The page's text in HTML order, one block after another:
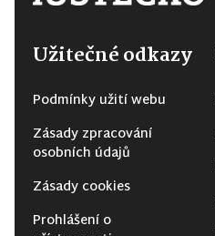
Užitečné odkazy
Podmínky užití webu
Zásady zpracování
osobních údajů
Zásady cookies
Prohlášení o